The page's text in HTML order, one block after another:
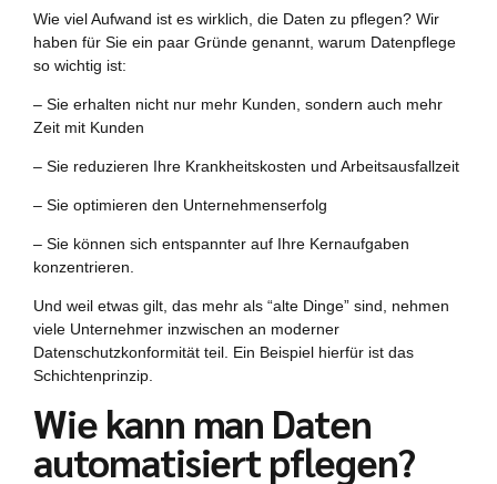
Wie viel Aufwand ist es wirklich, die Daten zu pflegen? Wir
haben für Sie ein paar Gründe genannt, warum Datenpflege
so wichtig ist:
– Sie erhalten nicht nur mehr Kunden, sondern auch mehr
Zeit mit Kunden
– Sie reduzieren Ihre Krankheitskosten und Arbeitsausfallzeit
– Sie optimieren den Unternehmenserfolg
– Sie können sich entspannter auf Ihre Kernaufgaben
konzentrieren.
Und weil etwas gilt, das mehr als “alte Dinge” sind, nehmen
viele Unternehmer inzwischen an moderner
Datenschutzkonformität teil. Ein Beispiel hierfür ist das
Schichtenprinzip.
Wie kann man Daten
automatisiert pflegen?